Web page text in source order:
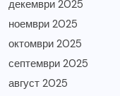
декември 2025
ноември 2025
октомври 2025
септември 2025
август 2025